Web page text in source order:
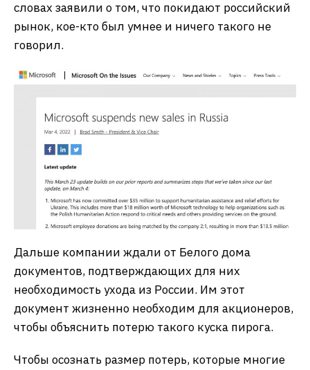
словах заявили о том, что покидают российский
рынок, кое-кто был умнее и ничего такого не
говорил.
Дальше компании ждали от Белого дома
документов, подтверждающих для них
необходимость ухода из России. Им этот
документ жизненно необходим для акционеров,
чтобы объяснить потерю такого куска пирога.
Чтобы осознать размер потерь, которые многие